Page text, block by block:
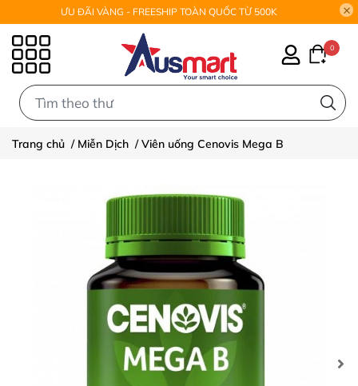
ƯU ĐÃI VÀNG - FREESHIP TOÀN QUỐC TỪ 500K
0
Trang chủ / Miễn Dịch /Viên uống Cenovis Mega B